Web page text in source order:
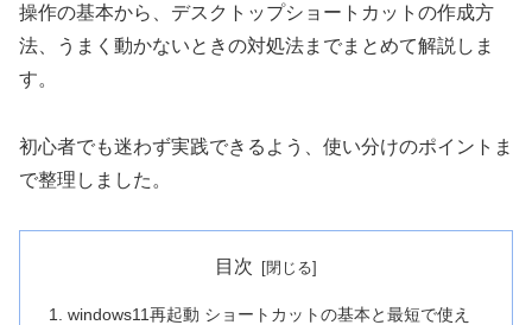
操作の基本から、デスクトップショートカットの作成方
法、うまく動かないときの対処法までまとめて解説しま
す。
初心者でも迷わず実践できるよう、使い分けのポイントま
で整理しました。
目次
windows11再起動 ショートカットの基本と最短で使え